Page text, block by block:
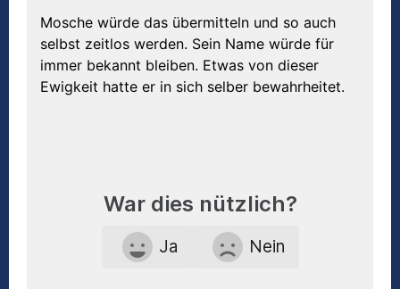
Mosche würde das übermitteln und so auch
selbst zeitlos werden. Sein Name würde für
immer bekannt bleiben. Etwas von dieser
Ewigkeit hatte er in sich selber bewahrheitet.
War dies nützlich?
Ja Nein